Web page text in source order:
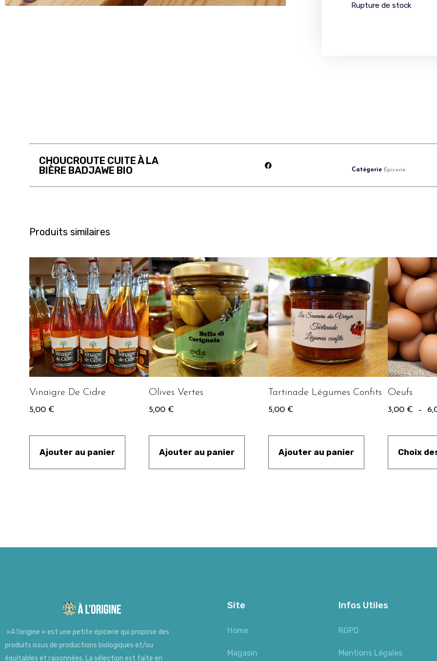
Rupture de stock
CHOUCROUTE CUITE À LA
BIÈRE BADJAWE BIO
Catégorie Épicerie
Produits similaires
Vinaigre De Cidre
5,00 €
Ajouter au panier
Olives Vertes
5,00 €
Ajouter au panier
Tartinade Légumes Confits
5,00 €
Ajouter au panier
Oeufs
3,00 € –
Choix
»A l’origine » est une petite épicerie qui propose des
produits issus de productions biologiques et/ou
équitables et raisonnées. La sélection est faite en
Site
Home
Magasin
Infos Utiles
RGPD
Mentions Légales